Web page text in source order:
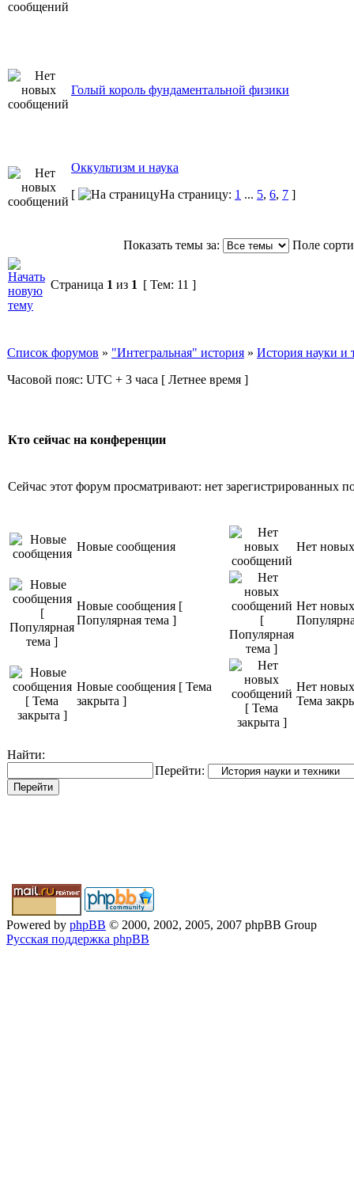
Голый король фундаментальной физики
Оккультизм и наука
[
На страницу: 1 ... 5, 6, 7 ]
Показать темы за: Поле
Страница 1 из 1 [ Тем: 11 ]
Список форумов » "Интегральная" история » История науки и
Часовой пояс: UTC + 3 часа [ Летнее время ]
Кто сейчас на конференции
Сейчас этот форум просматривают: нет зарегистрированных
Новые сообщения Нет
Новые сообщения [
Популярная тема ]
Нет
Новые сообщения [ Тема
закрыта ]
Нет
Тема
Найти:
Перейти:
Powered by phpBB © 2000, 2002, 2005, 2007 phpBB Group
Русская поддержка phpBB